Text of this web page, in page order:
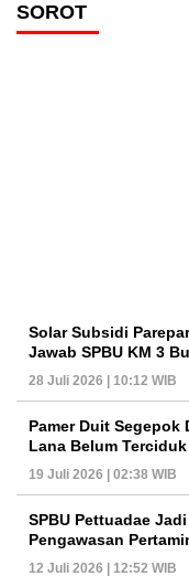
SOROT
Solar Subsidi
Jawab SPBU KM 3
28 Juli 2026 | 10:12 WIB
Pamer Duit Segepok
Lana Belum Terciduk
19 Juli 2026 | 02:38 WIB
SPBU Pettuadae
Pengawasan
12 Juli 2026 | 12:52 WIB